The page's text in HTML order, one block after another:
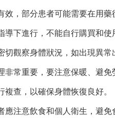
效，部分患者可能需要在用
導下進行，不能自行購買和使
切觀察身體狀況，如出現異
非常重要，要注意保暖、避免
查，以確保身體恢復良好。
應注意飲食和個人衛生，避